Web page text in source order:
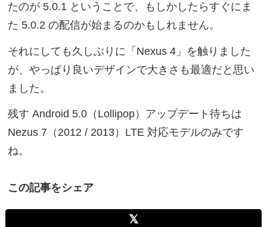
たのが 5.0.1 ということで、もしかしたらすぐにま
た 5.0.2 の配信が始まるのかもしれません。
それにしても久しぶりに「Nexus 4」を触りました
が、やっぱり良いデザインで大きさも最適だと思い
ました。
残す Android 5.0（Lollipop）アップデート待ちは
Nezus 7（2012 / 2013）LTE 対応モデルのみです
ね。
この記事をシェア
𝕏